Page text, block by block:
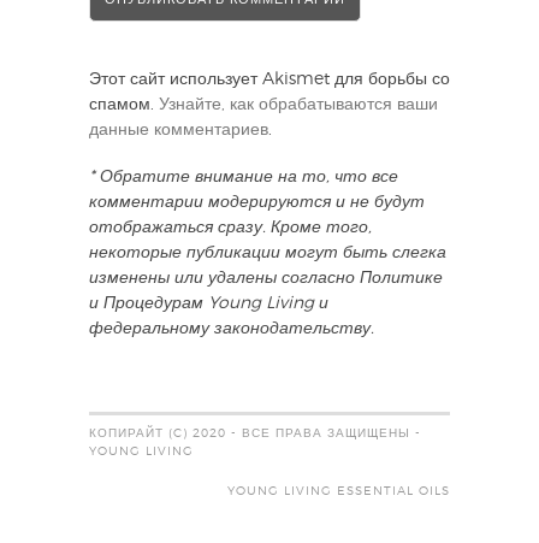
Этот сайт использует Akismet для борьбы со
спамом. Узнайте, как обрабатываются ваши
данные комментариев.
* Обратите внимание на то, что все
комментарии модерируются и не будут
отображаться сразу. Кроме того,
некоторые публикации могут быть слегка
изменены или удалены согласно Политике
и Процедурам Young Living и
федеральному законодательству.
КОПИРАЙТ (C) 2020 - ВСЕ ПРАВА ЗАЩИЩЕНЫ -
YOUNG LIVING
YOUNG LIVING ESSENTIAL OILS